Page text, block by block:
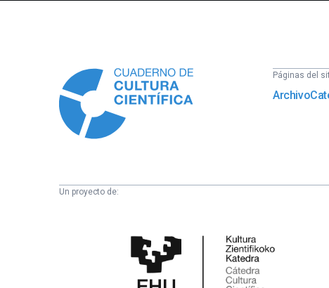
Páginas del
Archivo
Un proyecto de:
Científica